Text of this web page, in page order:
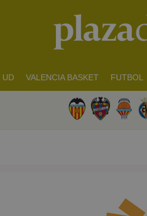
UD VALENCIA BASKET FUTBOL